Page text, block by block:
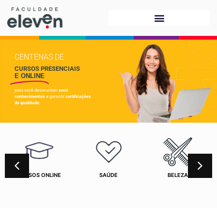
CENTENAS DE
CURSOS PRESENCIAIS
E ONLINE
para você desenvolver seus
conhecimentos e garantir certificações
de qualidade.
CURSOS ONLINE SAÚDE BELEZA